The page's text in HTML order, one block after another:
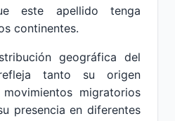
este apellido tenga
continentes.
geográfica del
tanto su origen
migratorios
presencia en diferentes